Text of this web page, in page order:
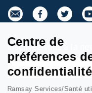
Inscrivez-vous à la
Centre de
préférences
confidentialité
Ramsay Services/Santé